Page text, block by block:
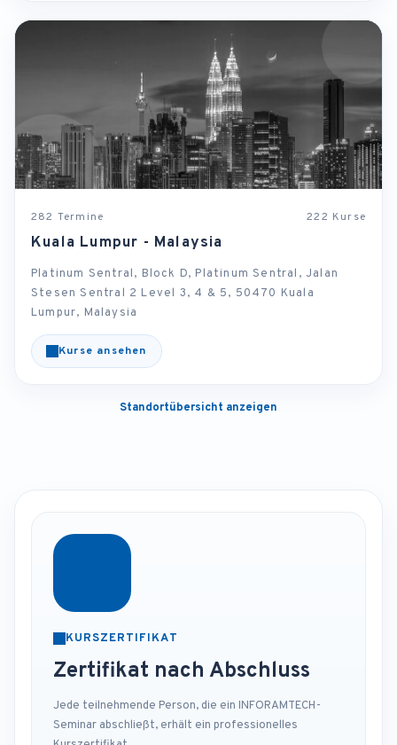
282 Termine 222 Kurse
Kuala Lumpur - Malaysia
Platinum Sentral, Block D, Platinum Sentral, Jalan
Stesen Sentral 2 Level 3, 4 & 5, 50470 Kuala
Lumpur, Malaysia
Kurse ansehen
Standortübersicht anzeigen
KURSZERTIFIKAT
Zertifikat nach Abschluss
Jede teilnehmende Person, die ein INFORAMTECH-
Seminar abschließt, erhält ein professionelles